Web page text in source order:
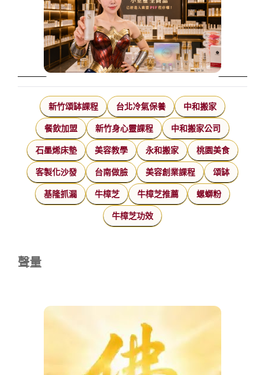
新竹頌缽課程 台北冷氣保養 中和搬家
餐飲加盟 新竹身心靈課程 中和搬家公司
石墨烯床墊 美容教學 永和搬家 桃園美食
客製化沙發 台南做臉 美容創業課程 頌缽
基隆抓漏 牛樟芝 牛樟芝推薦 螺螄粉
牛樟芝功效
聲量